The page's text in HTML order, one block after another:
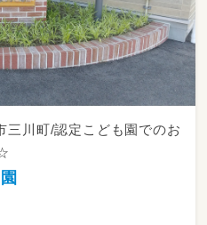
三川町/認定こども園でのお